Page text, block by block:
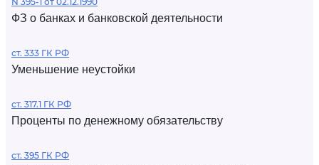
ФЗ о банках и банковской деятельности
ст. 333 ГК РФ
Уменьшение неустойки
ст. 317.1 ГК РФ
Проценты по денежному обязательству
ст. 395 ГК РФ